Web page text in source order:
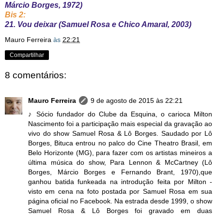
Márcio Borges, 1972)
Bis 2:
21. Vou deixar (Samuel Rosa e Chico Amaral, 2003)
Mauro Ferreira às 22:21
Compartilhar
8 comentários:
Mauro Ferreira
9 de agosto de 2015 às 22:21
♪ Sócio fundador do Clube da Esquina, o carioca Milton
Nascimento foi a participação mais especial da gravação ao
vivo do show Samuel Rosa & Lô Borges. Saudado por Lô
Borges, Bituca entrou no palco do Cine Theatro Brasil, em
Belo Horizonte (MG), para fazer com os artistas mineiros a
última música do show, Para Lennon & McCartney (Lô
Borges, Márcio Borges e Fernando Brant, 1970),que
ganhou batida funkeada na introdução feita por Milton -
visto em cena na foto postada por Samuel Rosa em sua
página oficial no Facebook. Na estrada desde 1999, o show
Samuel Rosa & Lô Borges foi gravado em duas